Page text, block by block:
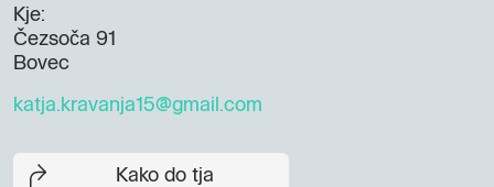
Kje:
Čezsoča 91
Bovec
katja.kravanja15@gmail.com
Kako do tja